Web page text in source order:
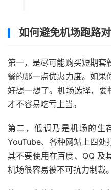
如何避免机场跑路
第一，是尽可能购买短期套
餐的那一点优惠力度。如果
好想一想了。机场选择，要
才不容易吃亏上当。
第二，低调乃是机场的生
YouTube、各种网站上四处
其不要使用在百度、QQ 及
机场很容易被不可抗力制裁。